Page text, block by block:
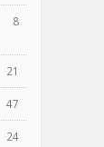
8
21
47
24